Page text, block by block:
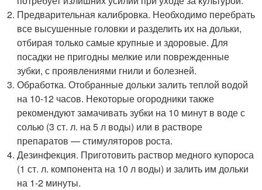
Предварительная калибровка. Необходимо перебрать
все высушенные головки и разделить их на дольки,
отбирая только самые крупные и здоровые. Для
посадки не пригодны мелкие или поврежденные
зубки, с проявлениями гнили и болезней.
Обработка. Отобранные дольки залить теплой водой
на 10-12 часов. Некоторые огородники также
рекомендуют замачивать зубки на 10 минут в воде с
солью (3 ст. л. на 5 л воды) или в растворе
препаратов — стимуляторов роста.
Дезинфекция. Приготовить раствор медного купороса
(1 ст. л. компонента на 10 л воды) и залить им дольки
на 1-2 минуты.